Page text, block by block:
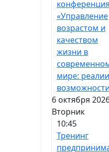
«Управление
возрастом и
качеством
жизни в
мире:
6 октября
Вторник
10:45
Тренинг